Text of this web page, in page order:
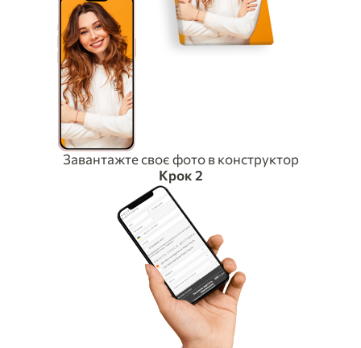
Завантажте своє фото в конструктор
Крок 2